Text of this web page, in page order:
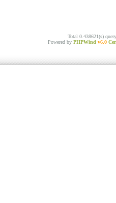
Total 0.438621(s)
Powered by PHPWind v6.0